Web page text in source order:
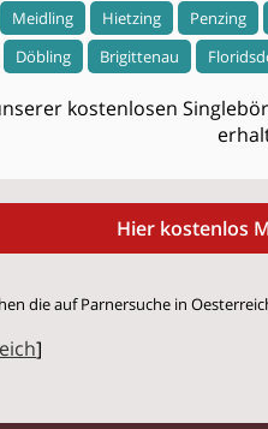
Meidling Hietzing Penzing
Döbling
Brigittenau
kostenlosen
Hier kostenlos
die auf Parnersuche in
]